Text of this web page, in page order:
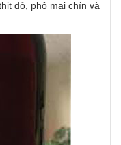
đỏ, phô mai chín và